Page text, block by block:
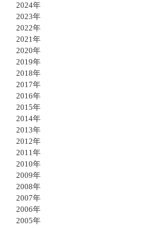
2024年
2023年
2022年
2021年
2020年
2019年
2018年
2017年
2016年
2015年
2014年
2013年
2012年
2011年
2010年
2009年
2008年
2007年
2006年
2005年